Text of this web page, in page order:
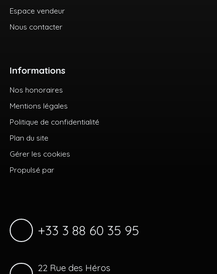
Espace vendeur
Nous contacter
Informations
Nos honoraires
Mentions légales
Politique de confidentialité
Plan du site
Gérer les cookies
Propulsé par
+33 3 88 60 35 95
22 Rue des Héros